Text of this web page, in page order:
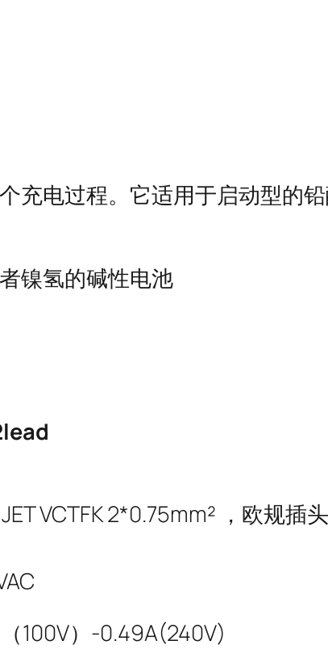
充电过程。它适用于启动型的
镍氢的碱性电池
VCTFK 2*0.75mm² ，欧规
（100V）-0.49A(240V)